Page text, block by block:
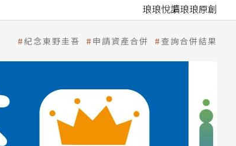
琅琅悅讀琅琅原創
紀念東野圭吾 申請資產合併 查詢合併結果